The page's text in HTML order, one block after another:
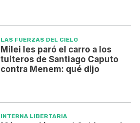
LAS FUERZAS DEL CIELO
Milei les paró el carro a los
tuiteros de Santiago Caputo
contra Menem: qué dijo
INTERNA LIBERTARIA